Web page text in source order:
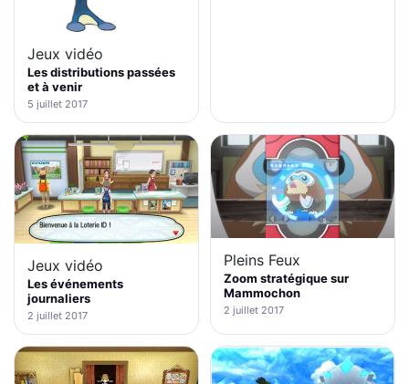
Jeux vidéo
Les distributions passées
et à venir
5 juillet 2017
Jeux vidéo
Les événements
journaliers
2 juillet 2017
Pleins Feux
Zoom stratégique sur
Mammochon
2 juillet 2017